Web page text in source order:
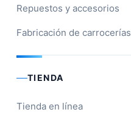
Repuestos y accesorios
Fabricación de carrocerías
TIENDA
Tienda en línea